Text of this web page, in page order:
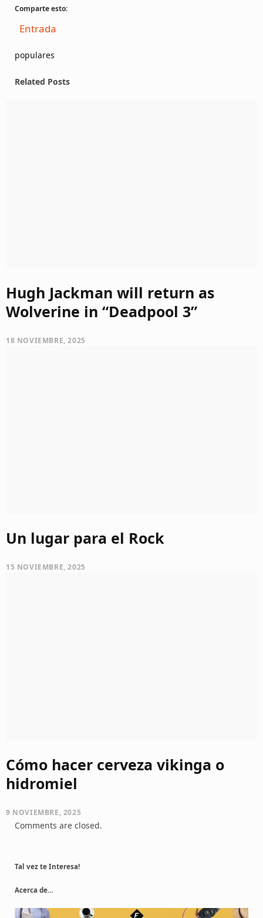
Comparte esto:
Entrada
populares
Related Posts
Hugh Jackman will return as
Wolverine in “Deadpool 3”
18 NOVIEMBRE, 2025
Un lugar para el Rock
15 NOVIEMBRE, 2025
Cómo hacer cerveza vikinga o
hidromiel
9 NOVIEMBRE, 2025
Comments are closed.
Tal vez te Interesa!
Acerca de…